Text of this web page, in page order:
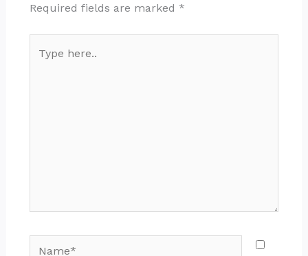
Required fields are marked *
Name*